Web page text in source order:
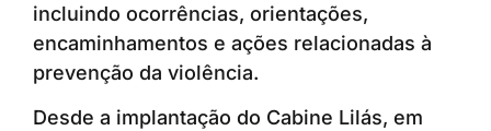
incluindo ocorrências, orientações,
encaminhamentos e ações relacionadas à
prevenção da violência.
Desde a implantação do Cabine Lilás, em